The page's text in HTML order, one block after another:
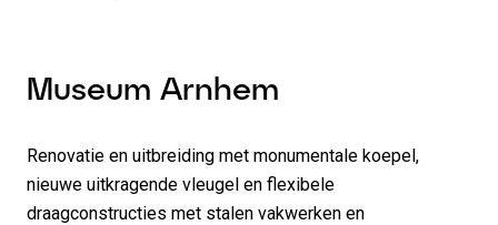
Museum Arnhem
Renovatie en uitbreiding met monumentale koepel,
nieuwe uitkragende vleugel en flexibele
draagconstructies met stalen vakwerken en